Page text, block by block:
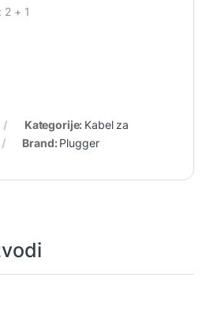
2 + 1
Kategorije: Kabel za
Brand:Plugger